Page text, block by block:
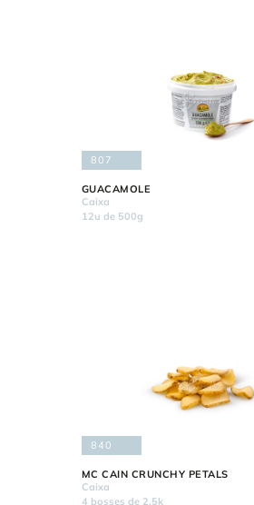
807
GUACAMOLE
Caixa
12u de 500g
840
MC CAIN CRUNCHY PETALS
Caixa
4 bosses de 2,5k